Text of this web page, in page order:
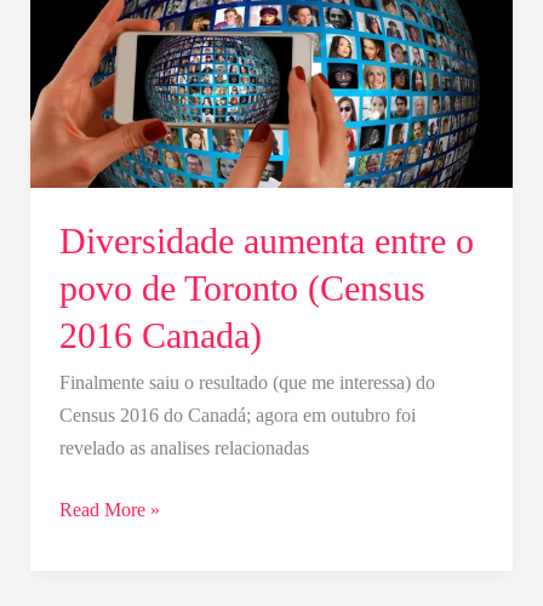
Diversidade aumenta entre o
povo de Toronto (Census
2016 Canada)
Finalmente saiu o resultado (que me interessa) do
Census 2016 do Canadá; agora em outubro foi
revelado as analises relacionadas
aumenta
entre
o
povo
de
Toronto
2016
Canada)
Read More »